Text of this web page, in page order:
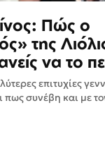
Πώς ο
της
να το
επιτυχίες
πως συνέβη και με
καθώς, όπως